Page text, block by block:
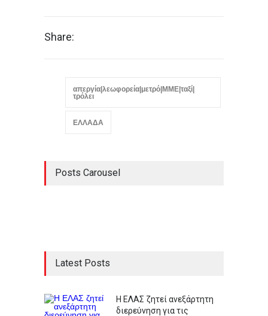
Share:
απεργία|λεωφορεία|μετρό|ΜΜΕ|ταξί|
τρόλει
ΕΛΛΑΔΑ
Posts Carousel
Latest Posts
Η ΕΛΑΣ ζητεί ανεξάρτητη
διερεύνηση για τις